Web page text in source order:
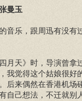
曼玉
音乐，跟周迅有没有
月天》时，导演曾拿
我觉得这个姑娘很好
后来偶然在香港机场
自己想法，不迁就别